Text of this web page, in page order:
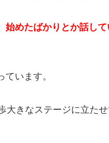
めたばかりとか話し
います。
大きなステージに立た